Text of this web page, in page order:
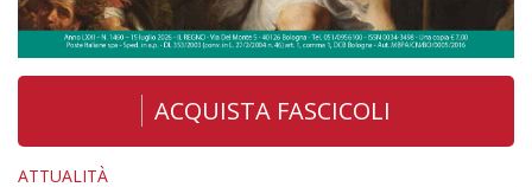
ACQUISTA FASCICOLI
ATTUALITÀ